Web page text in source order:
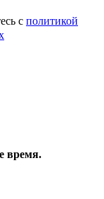
с политикой
время.